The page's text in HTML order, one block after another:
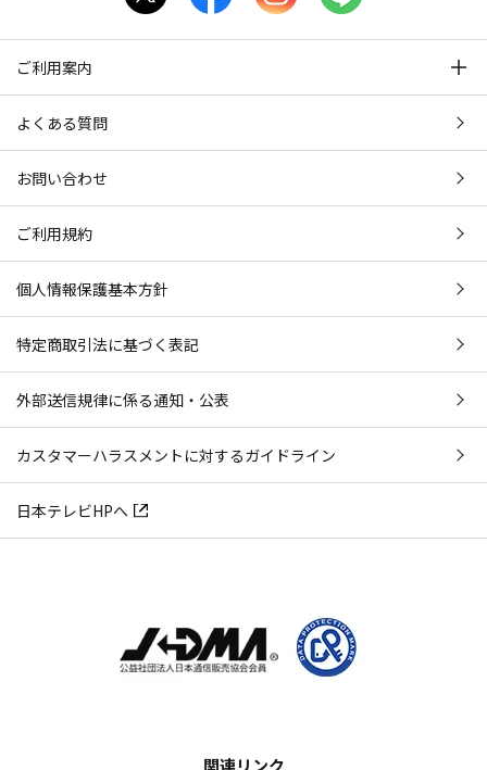
ご利用案内
よくある質問
お問い合わせ
ご利用規約
個人情報保護基本方針
特定商取引法に基づく表記
外部送信規律に係る通知・公表
カスタマーハラスメントに対するガイドライン
日本テレビHPへ
関連リンク